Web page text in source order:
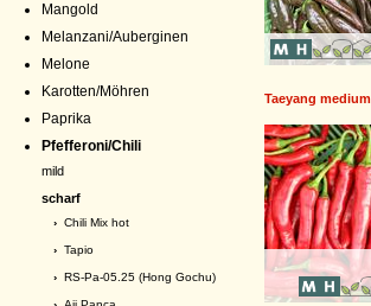
Mangold
Melanzani/Auberginen
Melone
Karotten/Möhren
Paprika
Pfefferoni/Chili
mild
scharf
› Chili Mix hot
› Tapio
› RS-Pa-05.25 (Hong Gochu)
Taeyang medium